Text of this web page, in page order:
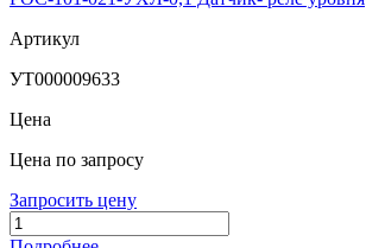
Артикул
УТ000009633
Цена
Цена по запросу
Запросить цену